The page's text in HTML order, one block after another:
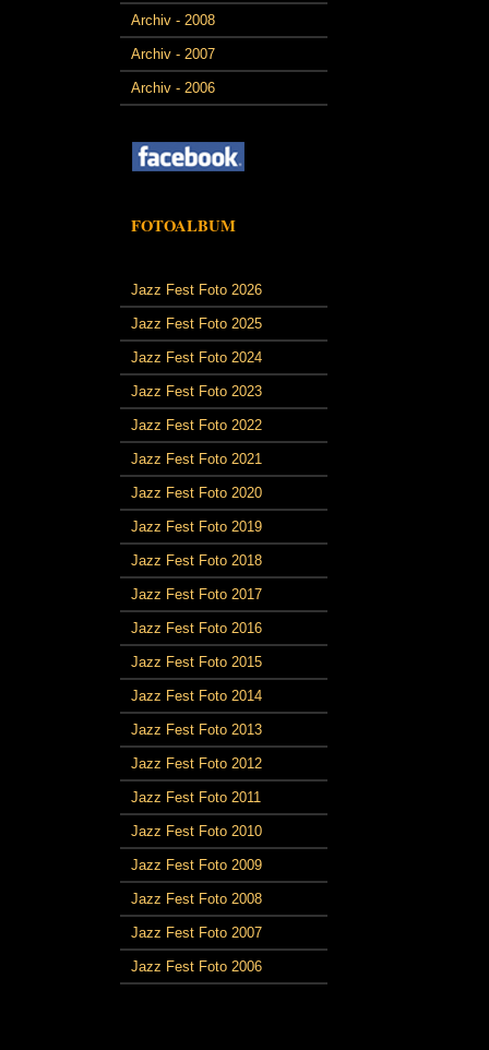
Archiv - 2008
Archiv - 2007
Archiv - 2006
FOTOALBUM
Jazz Fest Foto 2026
Jazz Fest Foto 2025
Jazz Fest Foto 2024
Jazz Fest Foto 2023
Jazz Fest Foto 2022
Jazz Fest Foto 2021
Jazz Fest Foto 2020
Jazz Fest Foto 2019
Jazz Fest Foto 2018
Jazz Fest Foto 2017
Jazz Fest Foto 2016
Jazz Fest Foto 2015
Jazz Fest Foto 2014
Jazz Fest Foto 2013
Jazz Fest Foto 2012
Jazz Fest Foto 2011
Jazz Fest Foto 2010
Jazz Fest Foto 2009
Jazz Fest Foto 2008
Jazz Fest Foto 2007
Jazz Fest Foto 2006